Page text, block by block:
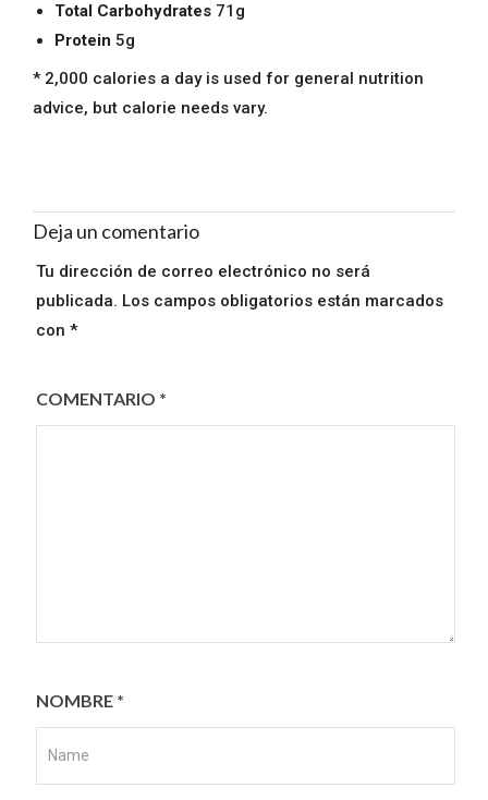
Total Carbohydrates 71g
Protein 5g
* 2,000 calories a day is used for general nutrition
advice, but calorie needs vary.
Deja un comentario
Tu dirección de correo electrónico no será
publicada. Los campos obligatorios están marcados
con *
COMENTARIO *
NOMBRE *